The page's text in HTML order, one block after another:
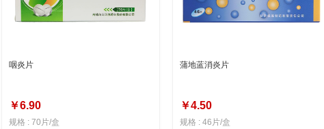
咽炎片
￥6.90
规格 : 70片/盒
蒲地蓝消炎片
￥4.50
规格 : 46片/盒